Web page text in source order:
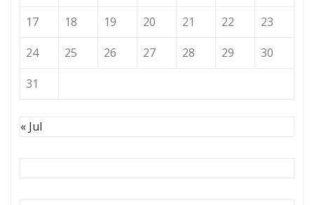
17
18 19 20 21 22
23
24
25 26 27 28 29
30
31
« Jul